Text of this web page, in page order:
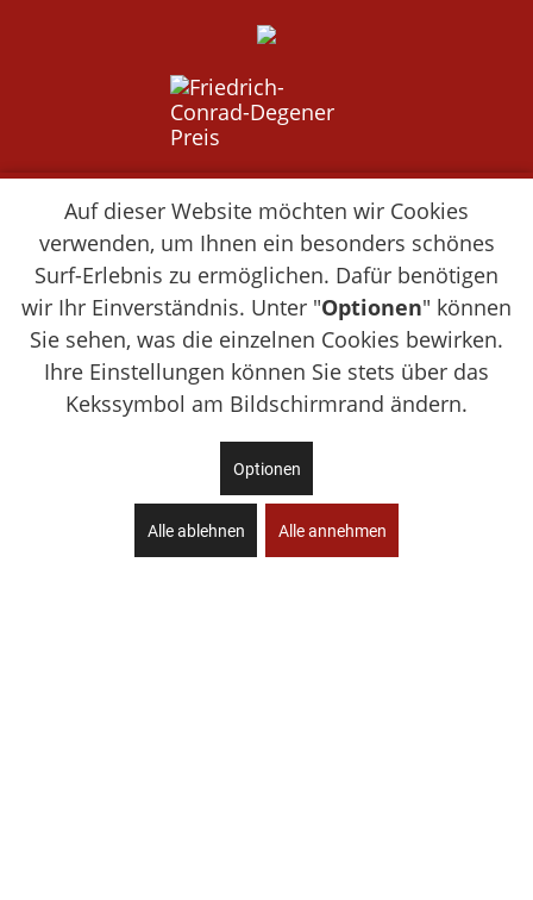
Auf dieser Website möchten wir Cookies
verwenden, um Ihnen ein besonders schönes
Surf-Erlebnis zu ermöglichen. Dafür benötigen
wir Ihr Einverständnis. Unter "Optionen" können
Sie sehen, was die einzelnen Cookies bewirken.
Ihre Einstellungen können Sie stets über das
Kekssymbol am Bildschirmrand ändern.
Optionen
Alle ablehnen Alle annehmen